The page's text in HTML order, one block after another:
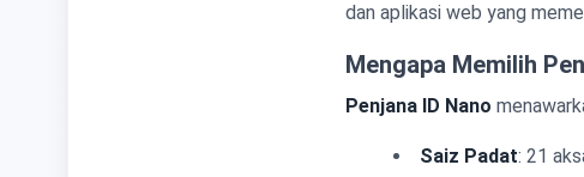
dan aplikasi web yang
Mengapa Memilih
Penjana ID Nano
Saiz Padat: 21